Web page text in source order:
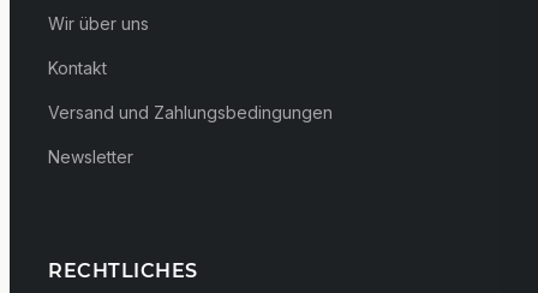
Wir über uns
Kontakt
Versand und Zahlungsbedingungen
Newsletter
RECHTLICHES